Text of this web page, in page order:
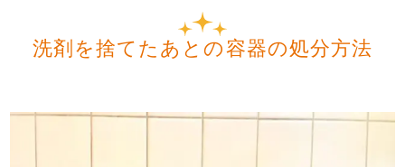
洗剤を捨てたあとの容器の処分方法